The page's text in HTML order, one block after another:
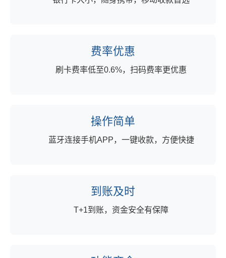
费率优惠
刷卡费率低至0.6%，扫码费率更优惠
操作简单
蓝牙连接手机APP，一键收款，方便快捷
到账及时
T+1到账，资金安全有保障